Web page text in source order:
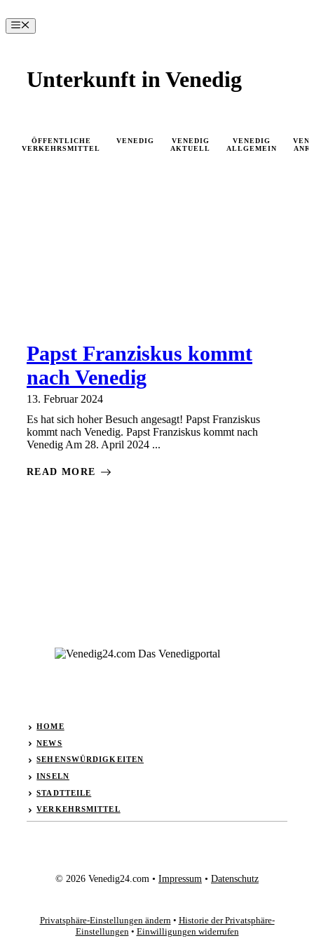
Inhalt
springen
Menü
Unterkunft in Venedig
ÖFFENTLICHE
VERKEHRSMITTEL
VENEDIG
VENEDIG
AKTUELL
VENEDIG
ALLGEMEIN
Papst Franziskus kommt
nach Venedig
13. Februar 2024
Es hat sich hoher Besuch angesagt! Papst Franziskus
kommt nach Venedig. Papst Franziskus kommt nach
Venedig Am 28. April 2024 ...
READ MORE
HOME
NEWS
SEHENSWÜRDIGKEITEN
INSELN
STADTTEILE
VERKEHRSMITTEL
© 2026 Venedig24.com • Impressum • Datenschutz
Privatsphäre-Einstellungen ändern • Historie der Privatsphäre-
Einstellungen • Einwilligungen widerrufen